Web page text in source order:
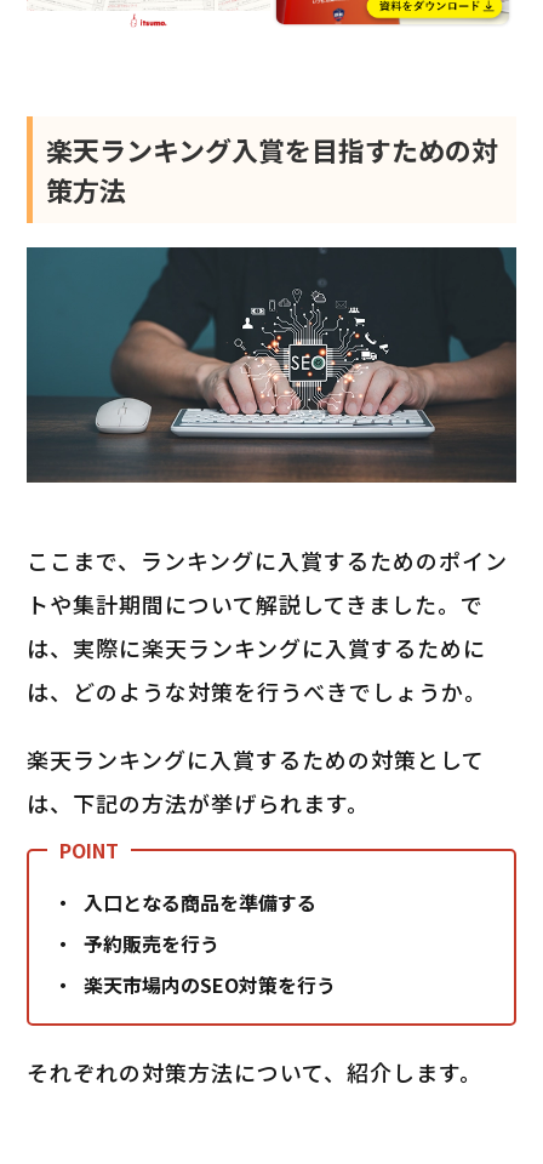
楽天ランキング入賞を目指すための対
策方法
ここまで、ランキングに入賞するためのポイン
トや集計期間について解説してきました。で
は、実際に楽天ランキングに入賞するために
は、どのような対策を行うべきでしょうか。
楽天ランキングに入賞するための対策として
は、下記の方法が挙げられます。
入口となる商品を準備する
予約販売を行う
楽天市場内のSEO対策を行う
それぞれの対策方法について、紹介します。